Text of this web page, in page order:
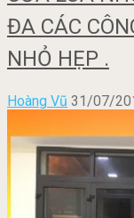
ĐA CÁC
NHỎ HẸP .
Hoàng Vũ 31/07/